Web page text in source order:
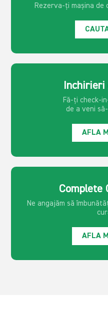
Rezerva-ți mașina de
Fă-ți check-
de a veni
AFLA
Complete
Ne angajăm să
AFLA